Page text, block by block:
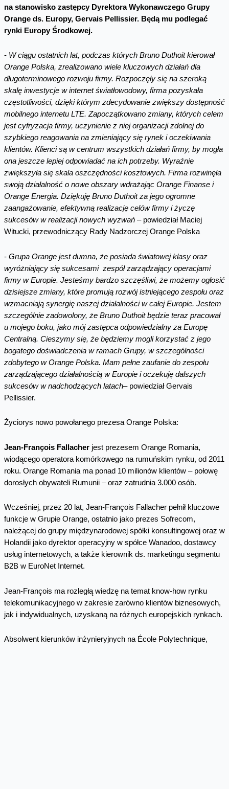
na stanowisko zastępcy Dyrektora Wykonawczego Grupy
Orange ds. Europy, Gervais Pellissier. Będą mu podlegać
rynki Europy Środkowej.
- Wciągu ostatnich lat, podczas których Bruno Duthoit kierował
Orange Polska, zrealizowano wiele kluczowych działań dla
długoterminowego rozwoju firmy. Rozpoczęły się na szeroką
skalę inwestycje w internet światłowodowy, firma pozyskała
częstotliwości, dzięki którym zdecydowanie zwiększy dostępność
mobilnego internetu LTE. Zapoczątkowano zmiany, których celem
jest cyfryzacja firmy, uczynienie z niej organizacji zdolnej do
szybkiego reagowania na zmieniający się rynek i oczekiwania
klientów. Klienci są w centrum wszystkich działań firmy, by mogła
ona jeszcze lepiej odpowiadać na ich potrzeby. Wyraźnie
zwiększyła się skala oszczędności kosztowych. Firma rozwinęła
swoją działalność o nowe obszary wdrażając Orange Finanse i
Orange Energia. Dziękuję Bruno Duthoit za jego ogromne
zaangażowanie, efektywną realizację celów firmy i życzę
sukcesów w realizacji nowych wyzwań– powiedział Maciej
Witucki, przewodniczący Rady Nadzorczej Orange Polska
- Grupa Orange jest dumna, że posiada światowej klasy oraz
wyróżniający się sukcesami zespół zarządzający operacjami
firmy w Europie. Jesteśmy bardzo szczęśliwi, że możemy ogłosić
dzisiejsze zmiany, które promują rozwój istniejącego zespołu oraz
wzmacniają synergię naszej działalności w całej Europie. Jestem
szczególnie zadowolony, że Bruno Duthoit będzie teraz pracował
u mojego boku, jako mój zastępca odpowiedzialny za Europę
Centralną. Cieszymy się, że będziemy mogli korzystać z jego
bogatego doświadczenia w ramach Grupy, w szczególności
zdobytego w Orange Polska. Mam pełne zaufanie do zespołu
zarządzającego działalnością w Europie i oczekuję dalszych
sukcesów w nadchodzących latach– powiedział Gervais
Pellissier.
Życiorys nowo powołanego prezesa Orange Polska:
Jean-François Fallacherjest prezesem Orange Romania,
wiodącego operatora komórkowego na rumuńskim rynku, od 2011
roku. Orange Romania ma ponad 10 milionów klientów – połowę
dorosłych obywateli Rumunii – oraz zatrudnia 3.000 osób.
Wcześniej, przez 20 lat, Jean-François Fallacher pełnił kluczowe
funkcje w Grupie Orange, ostatnio jako prezes Sofrecom,
należącej do grupy międzynarodowej spółki konsultingowej oraz w
Holandii jako dyrektor operacyjny w spółce Wanadoo, dostawcy
usług internetowych, a także kierownik ds. marketingu segmentu
B2B w EuroNet Internet.
Jean-François ma rozległą wiedzę na temat know-how rynku
telekomunikacyjnego w zakresie zarówno klientów biznesowych,
jak i indywidualnych, uzyskaną na różnych europejskich rynkach.
Absolwent kierunków inżynieryjnych na École Polytechnique,